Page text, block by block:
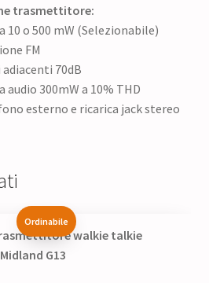
trasmettitore:
10 o 500 mW (Selezionabile)
FM
70dB
audio 300mW a 10% THD
esterno e ricarica jack stereo
Ordinabile